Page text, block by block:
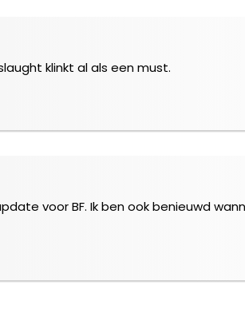
klinkt al als een must.
voor BF. Ik ben ook benieuwd